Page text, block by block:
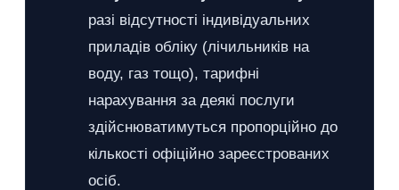
разі відсутності індивідуальних
приладів обліку (лічильників на
воду, газ тощо), тарифні
нарахування за деякі послуги
здійснюватимуться пропорційно до
кількості офіційно зареєстрованих
осіб.